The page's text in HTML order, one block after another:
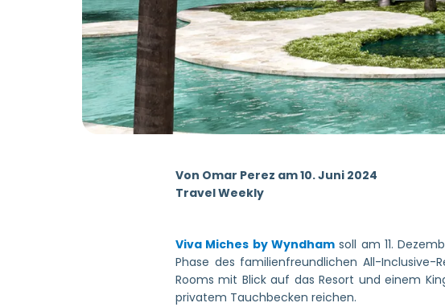
Von Omar Perez am 10. Juni 2024
Travel Weekly
Viva Miches by Wyndham soll am 11.
Phase des familienfreundlichen All-
Rooms mit Blick auf das Resort und einem
privatem Tauchbecken reichen.